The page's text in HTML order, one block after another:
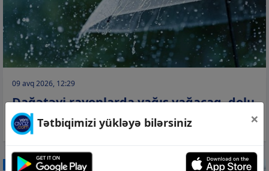
09 avq 2026, 12:29
Dağətəyi rayonlarda yağış yağacaq, dolu
düşəcək
CƏMİYYƏT
Tətbiqimizi yükləyə bilərsiniz ×